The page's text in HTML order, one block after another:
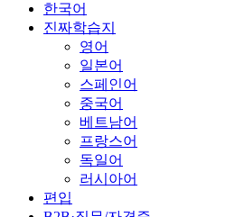
한국어
진짜학습지
영어
일본어
스페인어
중국어
베트남어
프랑스어
독일어
러시아어
편입